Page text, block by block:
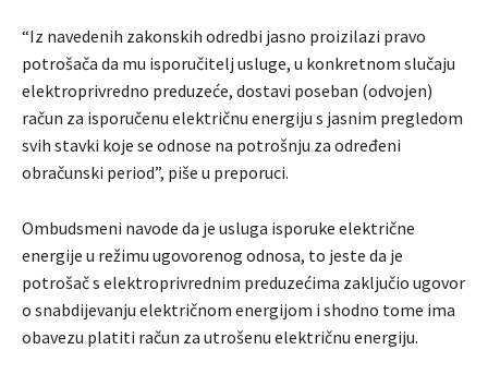
“Iz navedenih zakonskih odredbi jasno proizilazi pravo
potrošača da mu isporučitelj usluge, u konkretnom slučaju
elektroprivredno preduzeće, dostavi poseban (odvojen)
račun za isporučenu električnu energiju s jasnim pregledom
svih stavki koje se odnose na potrošnju za određeni
obračunski period”, piše u preporuci.
Ombudsmeni navode da je usluga isporuke električne
energije u režimu ugovorenog odnosa, to jeste da je
potrošač s elektroprivrednim preduzećima zaključio ugovor
o snabdijevanju električnom energijom i shodno tome ima
obavezu platiti račun za utrošenu električnu energiju.